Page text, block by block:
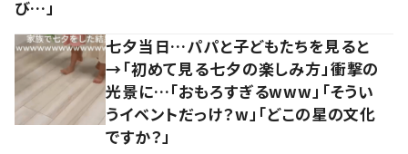
び…」
七夕当日…パパと子どもたちを見ると
→「初めて見る七夕の楽しみ方」衝撃の
光景に…「おもろすぎるwww」「そうい
うイベントだっけ？w」「どこの星の文化
ですか？」